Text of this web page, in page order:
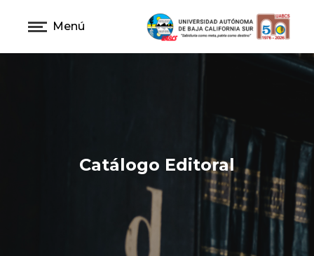
Menú
Catálogo Editoral